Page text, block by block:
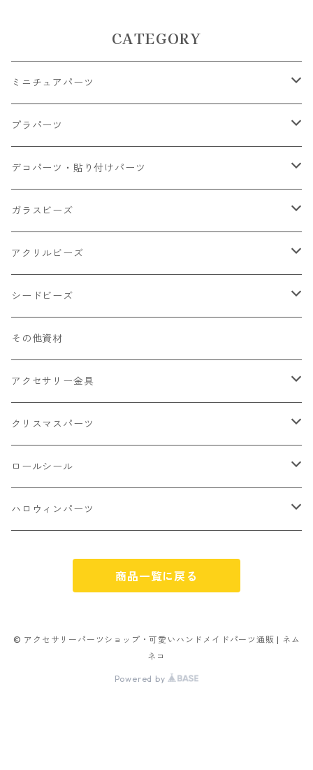
CATEGORY
ミニチュアパーツ
大きいパーツ グラス系
小さいパーツ グラス系
小物
カップ
プラパーツ
ナスカン カニカン
リング イヤリング パーツ
チェーンパーツ
プラチャーム
デコパーツ・貼り付けパーツ
食べ物系
キャンディ
ドーナツ
パン
ゼリー
アニマル系
うさぎ
くま
スライス棒
フレーク カット済
シール付き
フルーツ系 野菜果物
お花
ミニパーツ ネイル
雑貨系
ガラスビーズ
ミレフィオリ
ランプワーク
キャッツアイ
アクリルビーズ
丸玉6㎜ ラウンド
丸玉8㎜ ラウンド
カボチャ
クラック
ソロバン型
アルファベット
スノーフレーク
フレーム
シードビーズ
ミックス
2㎜
不透明
3㎜
不透明タイプ
ミックスタイプ
4㎜
その他資材
アクセサリー金具
カラー丸カン
10㎜
ボールチップ
ピアスパーツ
つぶし玉
クリスマスパーツ
プラチャーム
デコパーツ 貼り付けパーツ
ステッカー シール
アクリルビーズ
ロールシール
サンキュー
アニマル
ハロウィンパーツ
その他
商品一覧に戻る
© アクセサリーパーツショップ・可愛いハンドメイドパーツ通販 | ネム
ネコ
Powered by